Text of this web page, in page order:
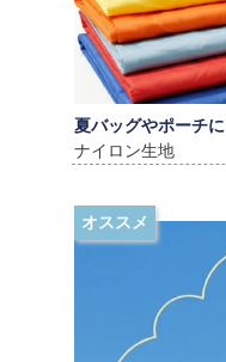
夏バッグやポーチに
ナイロン生地
オススメ